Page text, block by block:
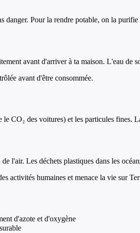
danger. Pour la rendre potable, on la
avant d'arriver à ta maison. L'eau de
avant d'être consommée.
CO₂ des voitures) et les particules
l'air. Les déchets plastiques dans les
activités humaines et menace la vie sur
d'azote et d'oxygène